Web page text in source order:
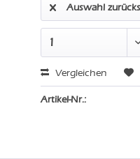
Auswahl
Vergleichen
Artikel-Nr.: